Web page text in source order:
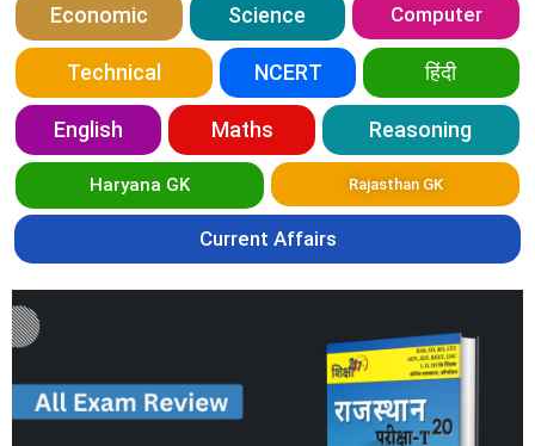
Economic Science Computer
Technical NCERT हिंदी
English Maths Reasoning
Haryana GK Rajasthan GK
Current Affairs